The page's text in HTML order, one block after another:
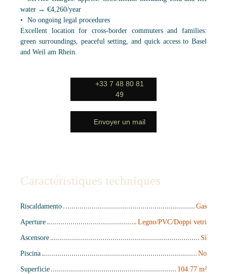
water → €4,260/year
No ongoing legal procedures
Excellent location for cross-border commuters and families:
green surroundings, peaceful setting, and quick access to Basel
and Weil am Rhein.
+33 7 48 80 81
49
Envoyer un mail
Caractéristiques techniques
Riscaldamento
Gas
Aperture
Legno/PVC/Doppi vetri
Ascensore
Sì
Piscina
No
Superficie
104.77 m²